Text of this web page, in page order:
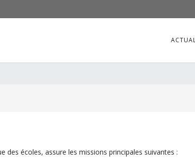
des écoles, assure les missions principales suivantes :